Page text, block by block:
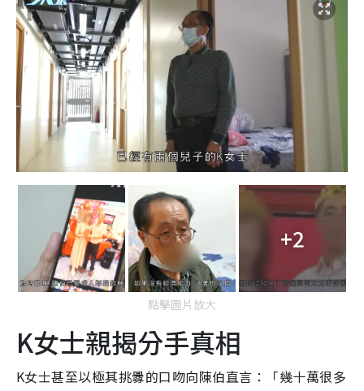
+2
點擊圖片放大
K女士親揭分手真相
K女士甚至以極其挑釁的口吻向陳伯直言：「幾十萬很多